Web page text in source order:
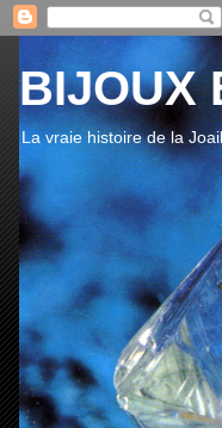
BIJOUX
La vraie histoire de la